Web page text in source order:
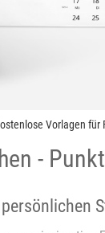
Vorlagen
-